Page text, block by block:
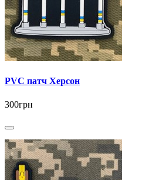
PVC патч Херсон
300грн